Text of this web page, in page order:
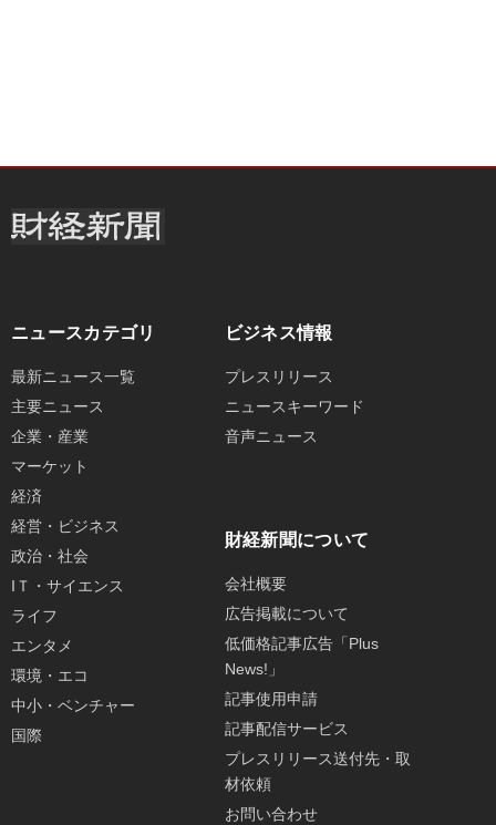
ニュースカテゴリ
最新ニュース一覧
主要ニュース
企業・産業
マーケット
経済
経営・ビジネス
政治・社会
IＴ・サイエンス
ライフ
エンタメ
環境・エコ
中小・ベンチャー
国際
ビジネス情報
プレスリリース
ニュースキーワード
音声ニュース
財経新聞について
会社概要
広告掲載について
低価格記事広告「Plus
News!」
記事使用申請
記事配信サービス
プレスリリース送付先・取
材依頼
お問い合わせ